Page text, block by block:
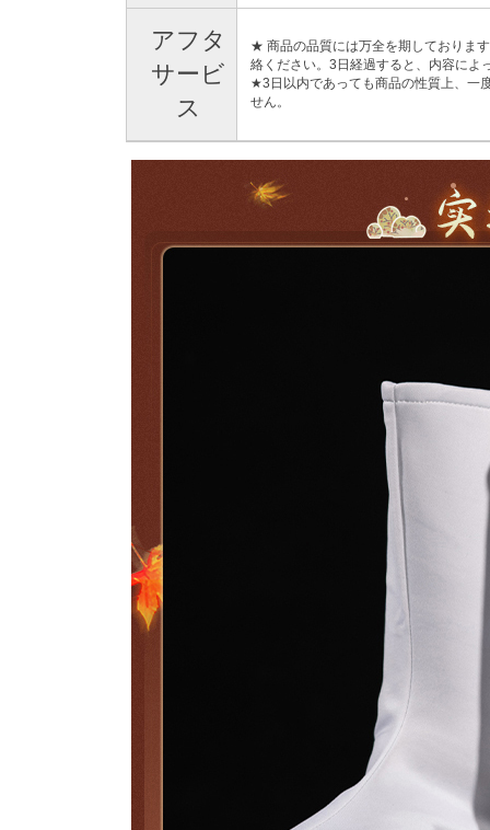
アフタ
サービ
ス
★ 商品の品質には万全を期しておりま
絡ください。3日経過すると、内容によ
★3日以内であっても商品の性質上、一
せん。